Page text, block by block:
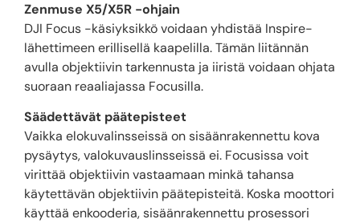
Zenmuse X5/X5R -ohjain
DJI Focus -käsiyksikkö voidaan yhdistää Inspire-
lähettimeen erillisellä kaapelilla. Tämän liitännän
avulla objektiivin tarkennusta ja iiristä voidaan ohjata
suoraan reaaliajassa Focusilla.
Säädettävät päätepisteet
Vaikka elokuvalinsseissä on sisäänrakennettu kova
pysäytys, valokuvauslinsseissä ei. Focusissa voit
virittää objektiivin vastaamaan minkä tahansa
käytettävän objektiivin päätepisteitä. Koska moottori
käyttää enkooderia, sisäänrakennettu prosessori